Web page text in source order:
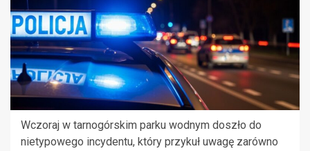
Wczoraj w tarnogórskim parku wodnym doszło do
nietypowego incydentu, który przykuł uwagę zarówno